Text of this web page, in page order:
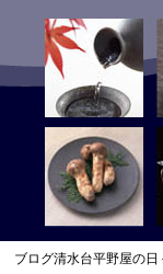
ブログ清水台平野屋の日